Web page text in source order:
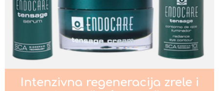
Nega suve i osetljive kože lica
Intenzivna regeneracija zrele i